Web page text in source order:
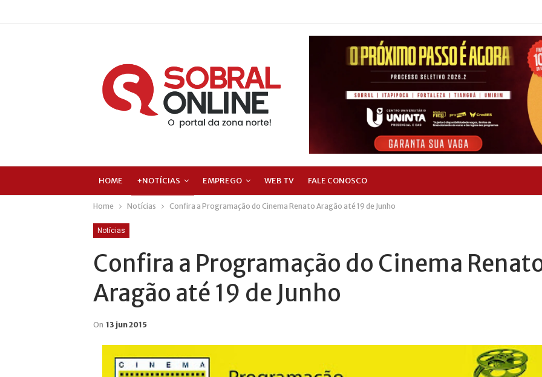
HOME +NOTÍCIAS EMPREGO WEB TV FALE CONOSCO
Home Notícias Confira a Programação do Cinema Renato Aragão até 19 de Junho
Notícias
Confira a Programação do Cinema
Aragão até 19 de Junho
On 13 jun 2015